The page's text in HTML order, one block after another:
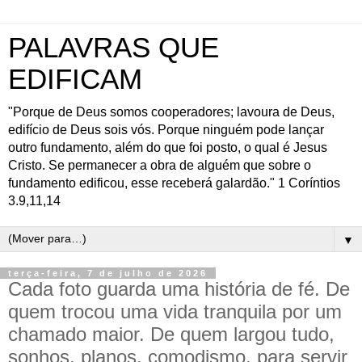
PALAVRAS QUE
EDIFICAM
"Porque de Deus somos cooperadores; lavoura de Deus,
edifício de Deus sois vós. Porque ninguém pode lançar
outro fundamento, além do que foi posto, o qual é Jesus
Cristo. Se permanecer a obra de alguém que sobre o
fundamento edificou, esse receberá galardão." 1 Coríntios
3.9,11,14
▼
terça-feira, 7 de julho de 2026
Cada foto guarda uma história de fé. De
quem trocou uma vida tranquila por um
chamado maior. De quem largou tudo,
sonhos, planos, comodismo, para servir